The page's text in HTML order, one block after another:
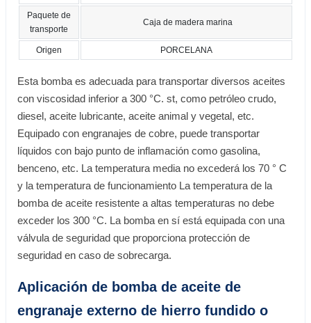
Paquete de
transporte
Caja de madera marina
Origen PORCELANA
Esta bomba es adecuada para transportar diversos aceites
con viscosidad inferior a 300 °C. st, como petróleo crudo,
diesel, aceite lubricante, aceite animal y vegetal, etc.
Equipado con engranajes de cobre, puede transportar
líquidos con bajo punto de inflamación como gasolina,
benceno, etc. La temperatura media no excederá los 70 ° C
y la temperatura de funcionamiento La temperatura de la
bomba de aceite resistente a altas temperaturas no debe
exceder los 300 °C. La bomba en sí está equipada con una
válvula de seguridad que proporciona protección de
seguridad en caso de sobrecarga.
Aplicación de bomba de aceite de
engranaje externo de hierro fundido o